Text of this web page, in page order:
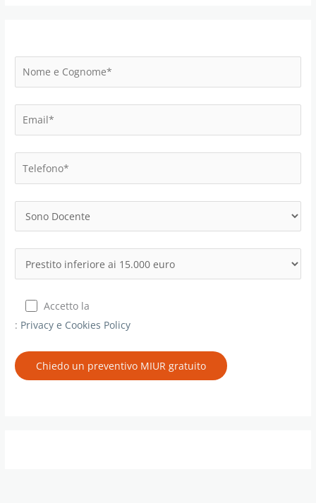
Accetto la
: Privacy e Cookies Policy
Chiedo un preventivo MIUR gratuito